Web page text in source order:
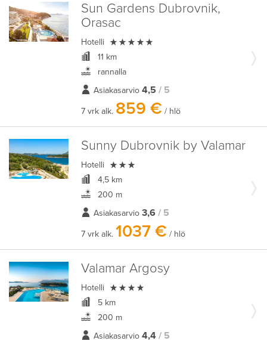
Sun Gardens Dubrovnik,
Orasac
Hotelli 
11 km
rannalla
Asiakasarvio 4,5 / 5
7 vrk alk. 859 € / hlö
Sunny Dubrovnik by Valamar
Hotelli 
4,5 km
200 m
Asiakasarvio 3,6 / 5
7 vrk alk. 1037 € / hlö
Valamar Argosy
Hotelli 
5 km
200 m
Asiakasarvio 4,4 / 5